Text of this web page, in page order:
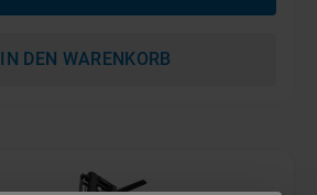
IN DEN WARENKORB